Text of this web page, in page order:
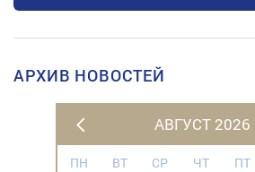
АРХИВ НОВОСТЕЙ
АВГУСТ 2026
ПН ВТ СР ЧТ ПТ